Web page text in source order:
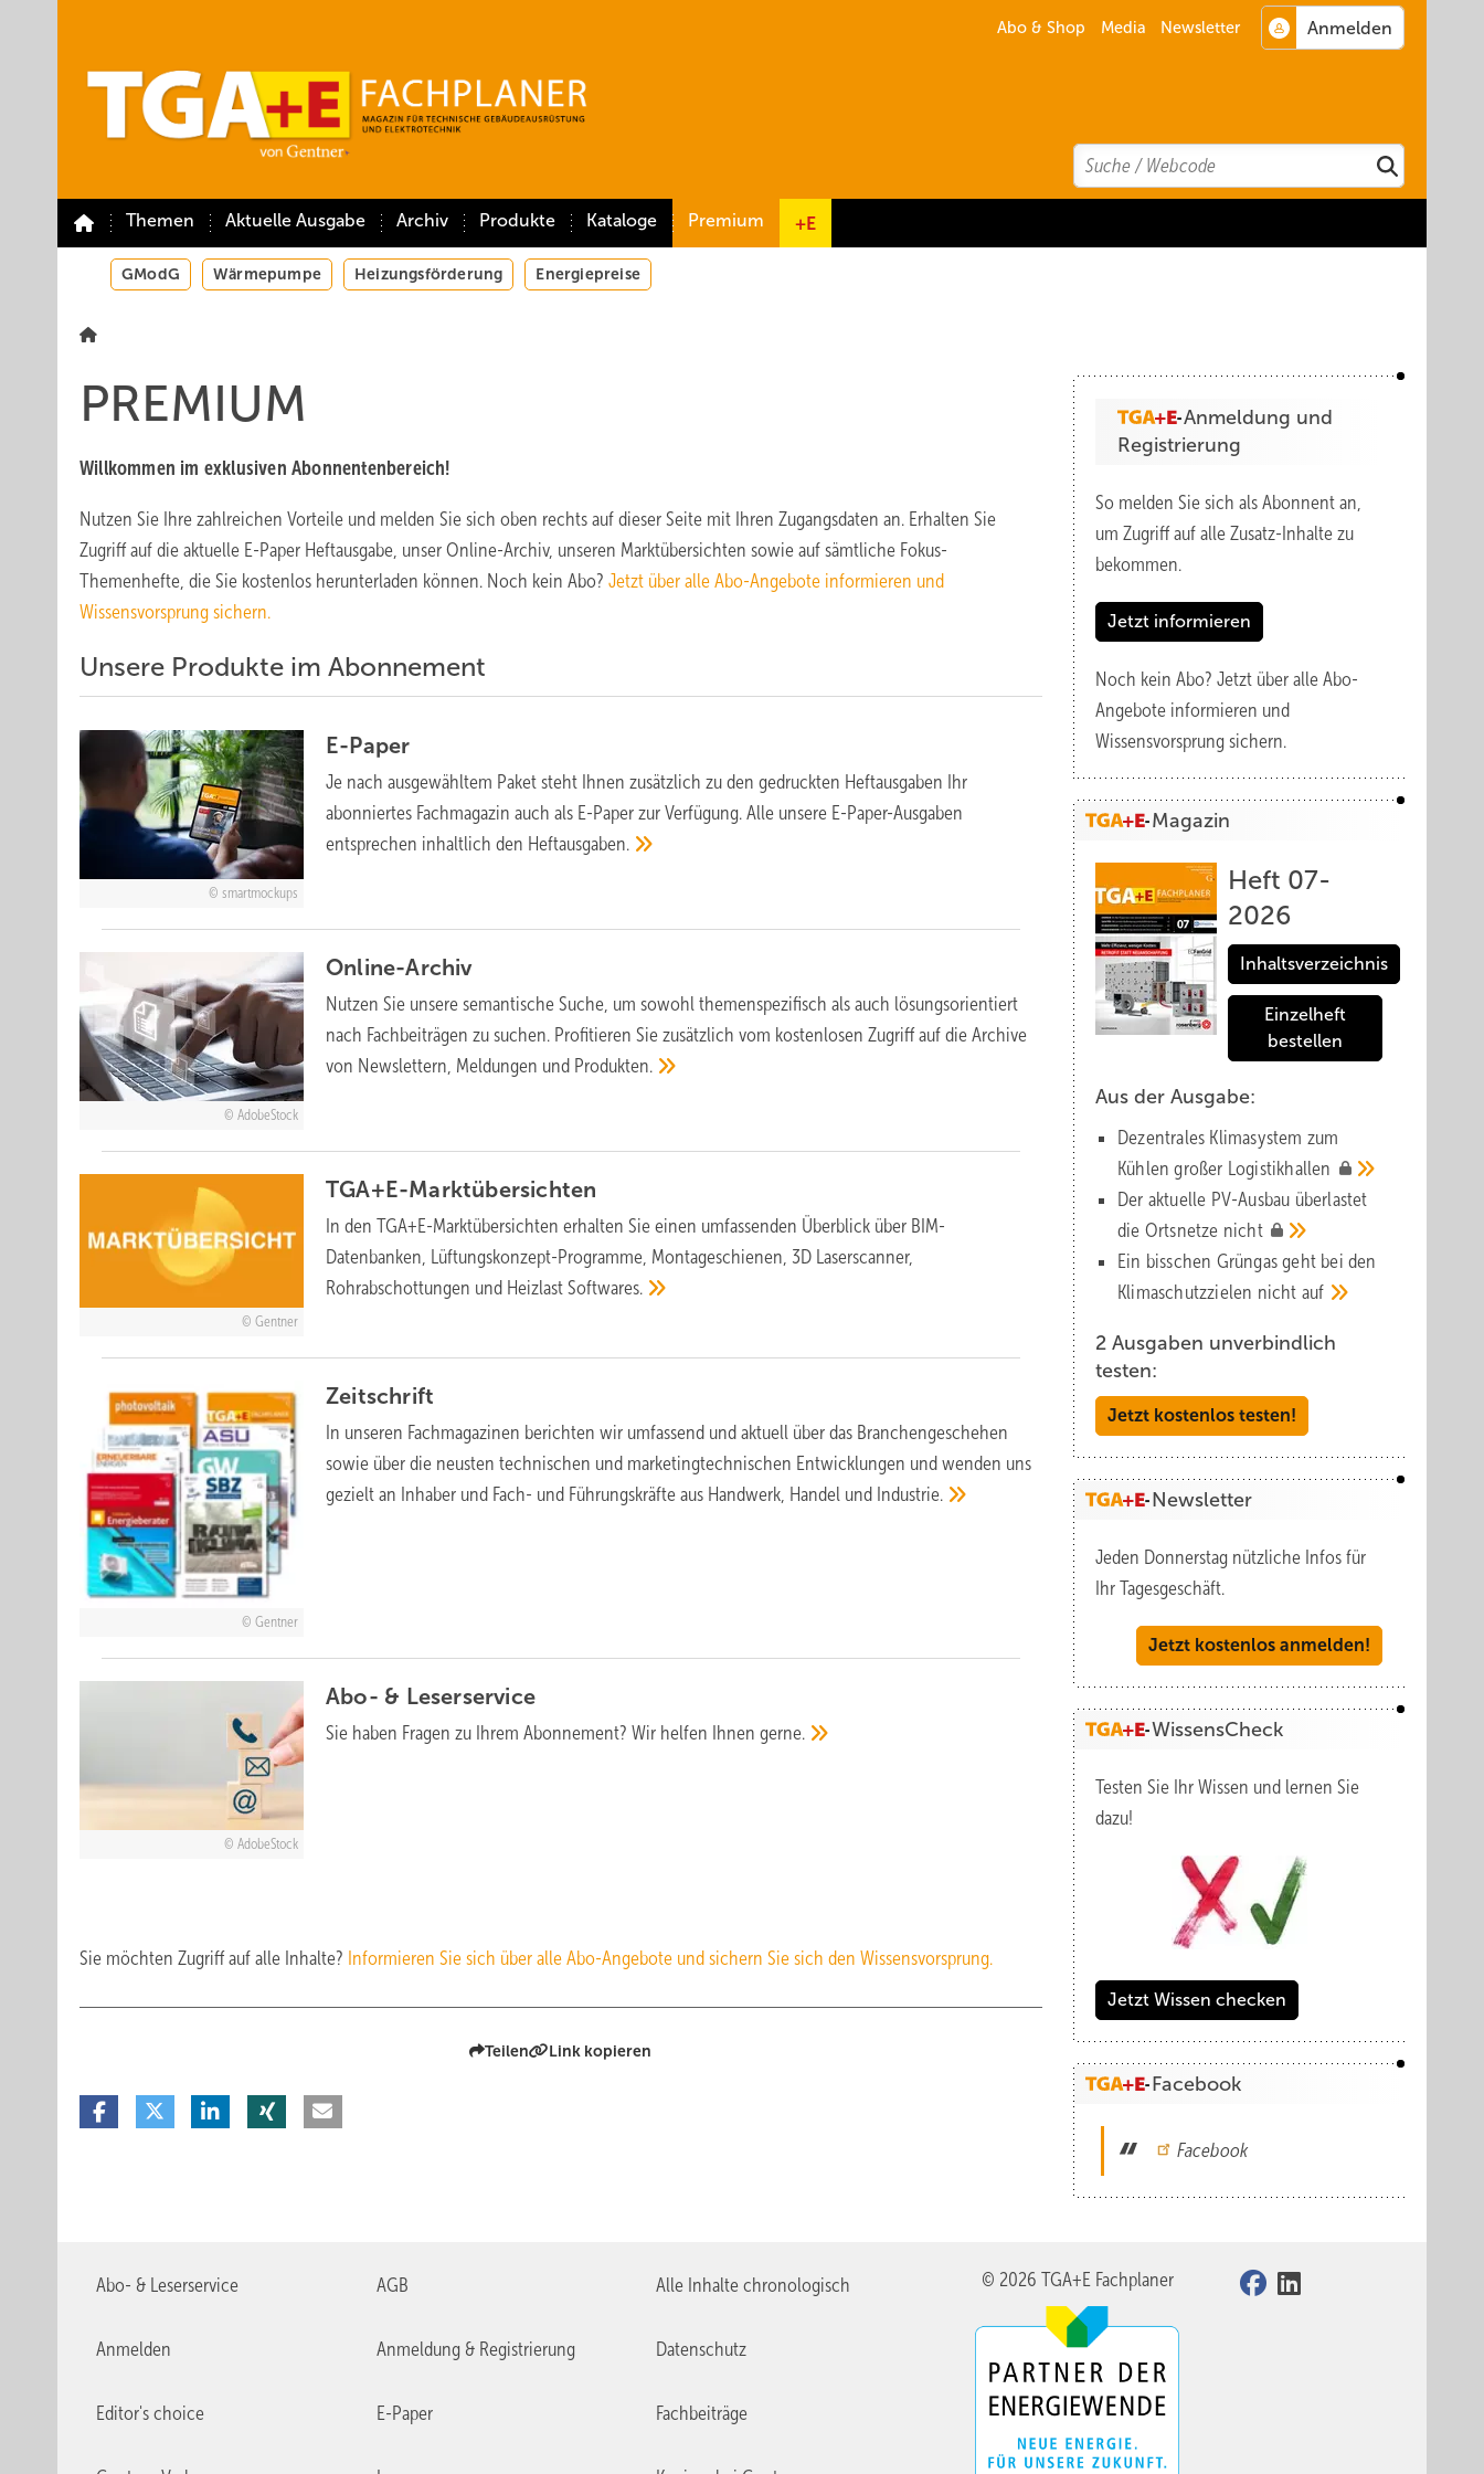
Abo & Shop Media Newsletter
Search
Suchen
Themen Aktuelle Ausgabe Archiv Produkte Kataloge Premium +E
GModG Wärmepumpe Heizungsförderung Energiepreise
PREMIUM
Willkommen im exklusiven Abonnentenbereich!
Nutzen Sie Ihre zahlreichen Vorteile und melden Sie sich oben rechts auf dieser Seite mit Ihren Zugangsdaten an. Erhalten Sie
Zugriff auf die aktuelle E-Paper Heftausgabe, unser Online-Archiv, unseren Marktübersichten sowie auf sämtliche Fokus-
Themenhefte, die Sie kostenlos herunterladen können. Noch kein Abo? Jetzt über alle Abo-Angebote informieren und
Wissensvorsprung sichern.
Unsere Produkte im Abonnement
smartmockups
E-Paper
Je nach ausgewähltem Paket steht Ihnen zusätzlich zu den gedruckten Heftausgaben Ihr
abonniertes Fachmagazin auch als E-Paper zur Verfügung. Alle unsere E-Paper-Ausgaben
entsprechen inhaltlich den Heftausgaben.
AdobeStock
Online-Archiv
Nutzen Sie unsere semantische Suche, um sowohl themenspezifisch als auch lösungsorientiert
nach Fachbeiträgen zu suchen. Profitieren Sie zusätzlich vom kostenlosen Zugriff auf die Archive
von Newslettern, Meldungen und Produkten.
Gentner
TGA+E-Marktübersichten
In den TGA+E-Marktübersichten erhalten Sie einen umfassenden Überblick über BIM-
Datenbanken, Lüftungskonzept-Programme, Montageschienen, 3D Laserscanner,
Rohrabschottungen und HeizlastSoftwares.
Gentner
Zeitschrift
In unseren Fachmagazinen berichten wir umfassend und aktuell über das Branchengeschehen
sowie über die neusten technischen und marketingtechnischen Entwicklungen und wenden uns
gezielt an Inhaber und Fach- und Führungskräfte aus Handwerk, Handel und Industrie.
AdobeStock
Abo- & Leserservice
Sie haben Fragen zu Ihrem Abonnement? Wir helfen Ihnengerne.
Sie möchten Zugriff auf alle Inhalte? Informieren Sie sich über alle Abo-Angebote und sichern Sie sich den Wissensvorsprung.
Teilen Link kopieren
Anmeldung und
Registrierung
So melden Sie sich als Abonnent an,
um Zugriff auf alle Zusatz-Inhalte zu
bekommen.
Jetzt informieren
Noch kein Abo? Jetzt über alle Abo-
Angebote informieren und
Wissensvorsprung sichern.
Magazin
Heft 07-
2026
Inhaltsverzeichnis
Einzelheft
bestellen
Aus der Ausgabe:
Dezentrales Klimasystem zum
Kühlen großer Logistik­hallen
Der aktuelle PV-Ausbau über­lastet
die Orts­netze nicht
Ein bisschen Grüngas geht bei den
Klima­schutz­zielen nicht auf
2 Ausgaben unverbindlich
testen:
Jetzt kostenlos testen!
Newsletter
Jeden Donnerstag nützliche Infos für
Ihr Tagesgeschäft.
Jetzt kostenlos anmelden!
WissensCheck
Testen Sie Ihr Wissen und lernen Sie
dazu!
Jetzt Wissen checken
Facebook
Facebook
Abo- & Leserservice AGB Alle Inhalte chronologisch
Anmelden Anmeldung & Registrierung Datenschutz
Editor's choice E-Paper Fachbeiträge
© 2026 TGA+E Fachplaner